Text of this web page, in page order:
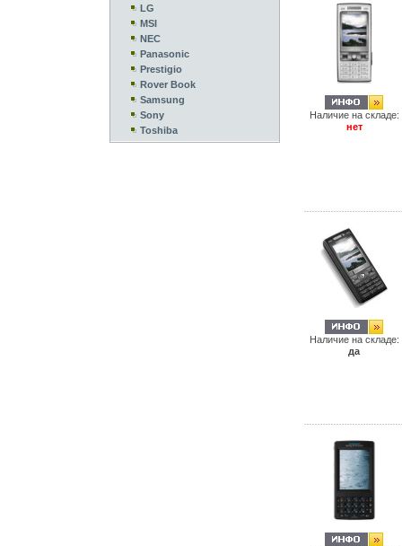
LG
MSI
NEC
Panasonic
Prestigio
Rover Book
Samsung
Sony
Toshiba
Наличие на складе:
нет
Наличие на складе:
да